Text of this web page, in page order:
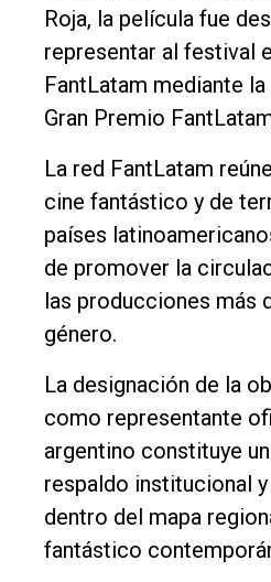
Roja, la película fue
representar al festival
FantLatam mediante
Gran Premio
La red FantLatam
cine fantástico y de
países
de promover la
las producciones más
género.
La designación de la
como representante
argentino constituye
respaldo institucional
dentro del mapa
fantástico